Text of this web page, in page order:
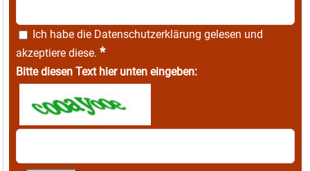
Ich habe die Datenschutzerklärung gelesen und
akzeptiere diese. *
Bitte diesen Text hier unten eingeben: